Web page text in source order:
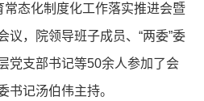
常态化制度化工作落实推进会暨
议，院领导班子成员、“两委”委
党支部书记等50余人参加了会
书记汤伯伟主持。